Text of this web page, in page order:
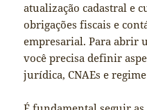
atualização cadastral e
obrigações fiscais e
empresarial. Para abrir
você precisa definir
jurídica, CNAEs e